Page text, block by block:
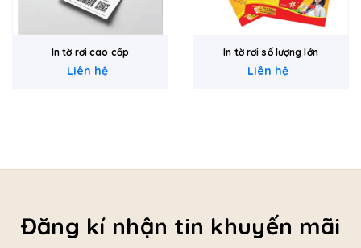
In tờ rơi cao cấp
Liên hệ
In tờ rơi số lượng lớn
Liên hệ
Đăng kí nhận tin khuyến mãi